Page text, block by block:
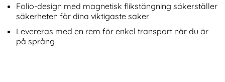
Folio-design med magnetisk flikstängning säkerställer
säkerheten för dina viktigaste saker
Levereras med en rem för enkel transport när du är
på språng